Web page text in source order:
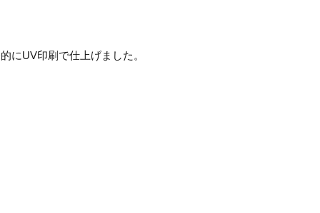
にUV印刷で仕上げました。